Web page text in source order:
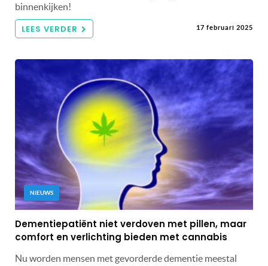
binnenkijken!
LEES VERDER 17 februari 2025
NIEUWS
Dementiepatiënt niet verdoven met pillen, maar
comfort en verlichting bieden met cannabis
Nu worden mensen met gevorderde dementie meestal